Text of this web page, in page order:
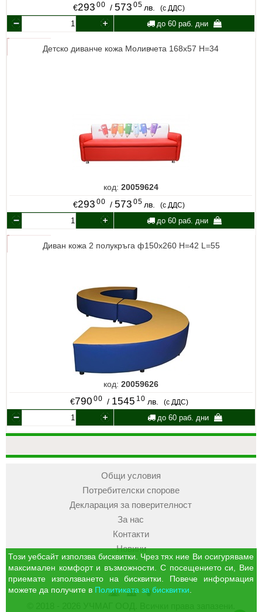
€293 00 / 573 05 лв. (с ДДС)
до 60 раб. дни
Детско диванче кожа Моливчета 168х57 Н=34
код: 20059624
€293 00 / 573 05 лв. (с ДДС)
до 60 раб. дни
Диван кожа 2 полукръга ф150х260 Н=42 L=55
код: 20059626
€790 00 / 1545 10 лв. (с ДДС)
до 60 раб. дни
Общи условия
Потребителски спорове
Декларация за поверителност
За нас
Контакти
Новини
УЧМАГКошница
Профил
Този уебсайт използва бисквитки. Чрез тях ние Ви осигуряваме
максимален комфорт и възможности. С посещението си, Вие
приемате използването на бисквитки. Повече информация
можете да получите в Политиката за бисквитки.